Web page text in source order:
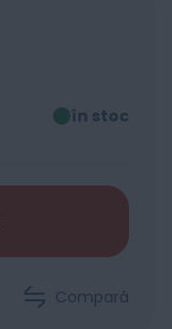
în stoc
Compară